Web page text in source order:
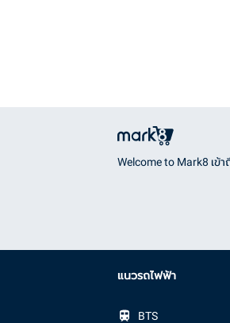
Welcome to Mark8 เข้
แนวรถไฟฟ้า
BTS